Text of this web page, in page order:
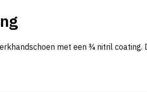
met een ¾ nitril